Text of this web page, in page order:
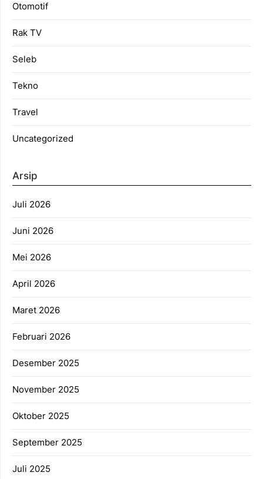
Otomotif
Rak TV
Seleb
Tekno
Travel
Uncategorized
Arsip
Juli 2026
Juni 2026
Mei 2026
April 2026
Maret 2026
Februari 2026
Desember 2025
November 2025
Oktober 2025
September 2025
Juli 2025